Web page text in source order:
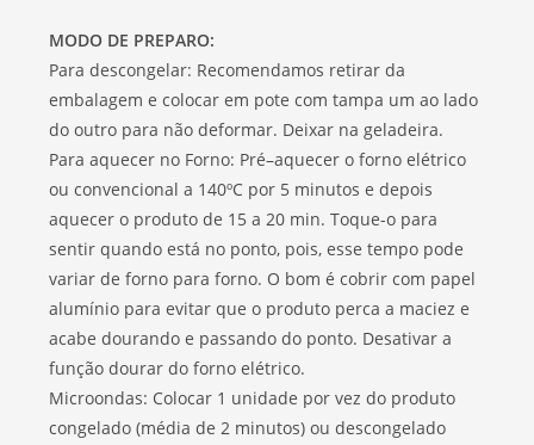
MODO DE PREPARO:
Para descongelar: Recomendamos retirar da
embalagem e colocar em pote com tampa um ao lado
do outro para não deformar. Deixar na geladeira.
Para aquecer no Forno: Pré–aquecer o forno elétrico
ou convencional a 140ºC por 5 minutos e depois
aquecer o produto de 15 a 20 min. Toque-o para
sentir quando está no ponto, pois, esse tempo pode
variar de forno para forno. O bom é cobrir com papel
alumínio para evitar que o produto perca a maciez e
acabe dourando e passando do ponto. Desativar a
função dourar do forno elétrico.
Microondas: Colocar 1 unidade por vez do produto
congelado (média de 2 minutos) ou descongelado